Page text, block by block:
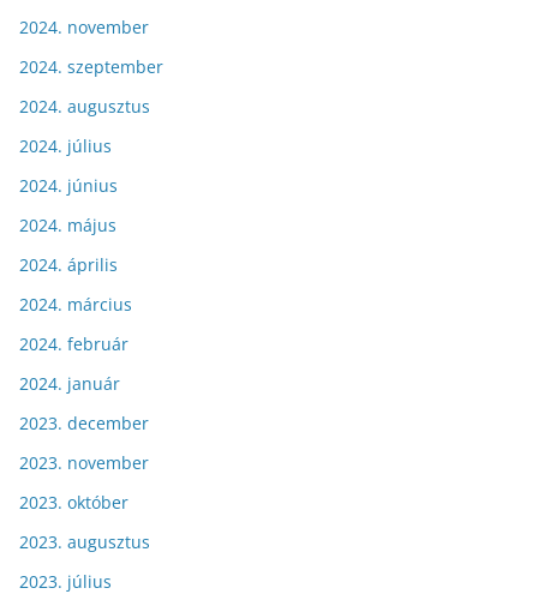
2024. november
2024. szeptember
2024. augusztus
2024. július
2024. június
2024. május
2024. április
2024. március
2024. február
2024. január
2023. december
2023. november
2023. október
2023. augusztus
2023. július